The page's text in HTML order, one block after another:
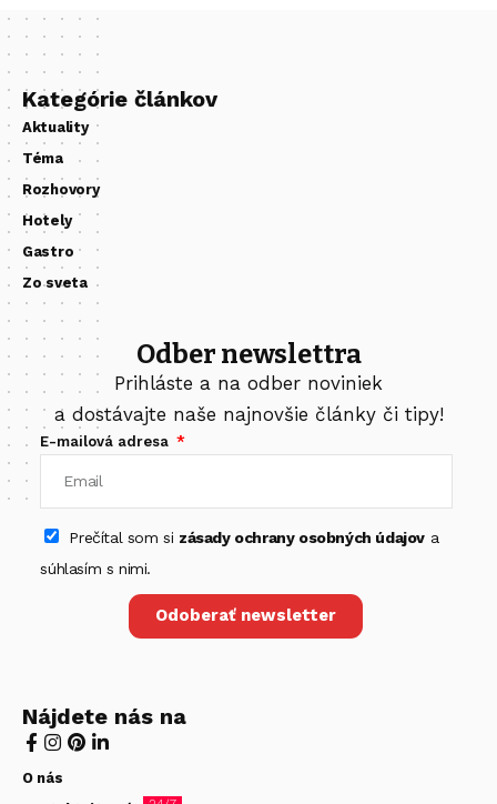
Kategórie článkov
Aktuality
Téma
Rozhovory
Hotely
Gastro
Zo sveta
Odber newslettra
Prihláste a na odber noviniek
a dostávajte naše najnovšie články či tipy!
E-mailová adresa
Prečítal som si zásady ochrany osobných údajova
súhlasím s nimi.
Odoberať newsletter
Nájdete nás na
O nás